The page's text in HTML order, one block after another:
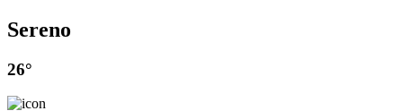
Sereno
26°